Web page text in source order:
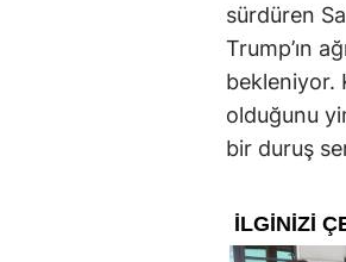
sürdüren
Trump’ın
bekleniyor.
olduğunu
bir duruş